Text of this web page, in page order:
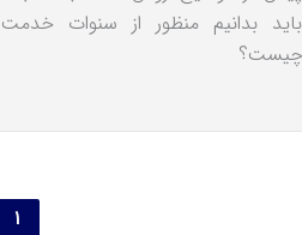
باید بدانیم منظور از سنوات خدمت
چیست؟
1